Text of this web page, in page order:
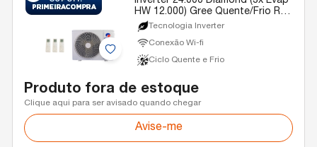
HW 12.000) Gree Quente/Frio R-
32 220v
Tecnologia Inverter
Conexão Wi-fi
Ciclo Quente e Frio
Produto fora de estoque
Clique aqui para ser avisado quando chegar
Avise-me